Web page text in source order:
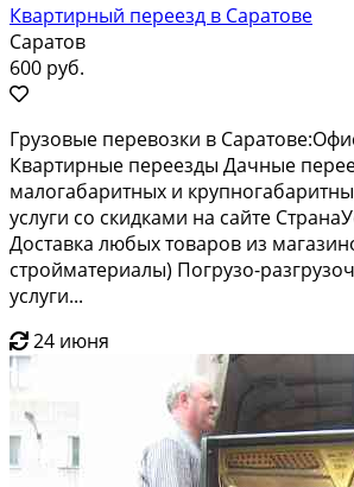
Квартирный переезд в Саратове
Саратов
600 руб.
Грузовые перевозки в
Квартирные переезды Дачные
малогабаритных и
услуги со скидками на сайте
Доставка любых товаров из
стройматериалы) Погрузо-
услуги...
24 июня